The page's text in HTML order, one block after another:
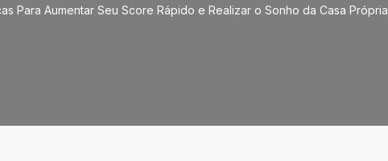
Para Aumentar Seu Score Rápido e Realizar o Sonho da Casa Própria